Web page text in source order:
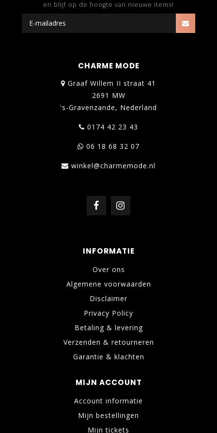
en blijf op de hoogte van nieuwe items!
CHARME MODE
Graaf Willem II straat 41
2691 MW
's-Gravenzande, Nederland
0174 42 23 43
06 18 68 32 07
winkel@charmemode.nl
INFORMATIE
Over ons
Algemene voorwaarden
Disclaimer
Privacy Policy
Betaling & levering
Verzenden & retourneren
Garantie & klachten
MIJN ACCOUNT
Account informatie
Mijn bestellingen
Mijn tickets